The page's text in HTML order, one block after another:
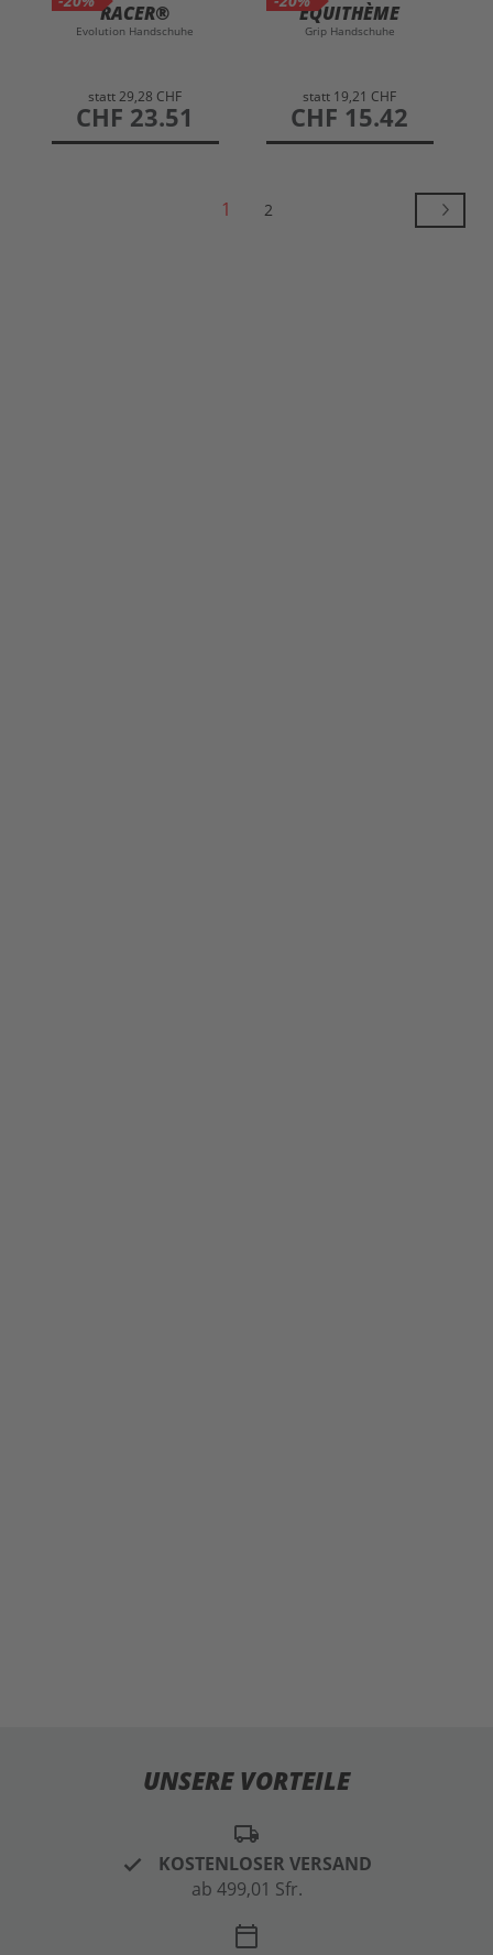
RACER®
Evolution Handschuhe
statt29,28 CHF
preis
CHF 23.51
EQUITHÈME
Grip Handschuhe
statt 19,21 CHF
preis
CHF 15.42
1 2
UNSERE VORTEILE
local_shipping
KOSTENLOSER VERSAND
ab 499,01 Sfr.
calendar_today